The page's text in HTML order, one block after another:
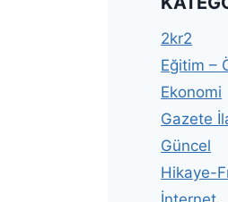
2kr2
Eğitim –
Ekonomi
Gazete
Güncel
Hikaye-